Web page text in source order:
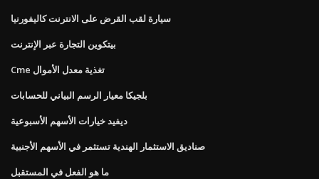
سيارة لقب القرض على الانترنت كاليفورنيا
بيتكوين التجارة عبر الإنترنت
Cme تغذية معدل الأموال
بلجيكا معيار الرسم البياني للحسابات
ديفيد خيارات الأسهم الأسبوعية
صناديق الاستثمار الهندية تستثمر في الأسهم الأجنبية
ما هو الفعل في المستقبل